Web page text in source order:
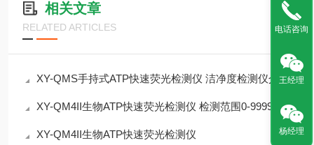
相关文章
RELATED ARTICLES
XY-QMS手持式ATP快速荧光检测仪 洁净度检测仪介绍
XY-QM4II生物ATP快速荧光检测仪 检测范围0-9999 RLUs
XY-QM4II生物ATP快速荧光检测仪
电话咨询
王经理
杨经理